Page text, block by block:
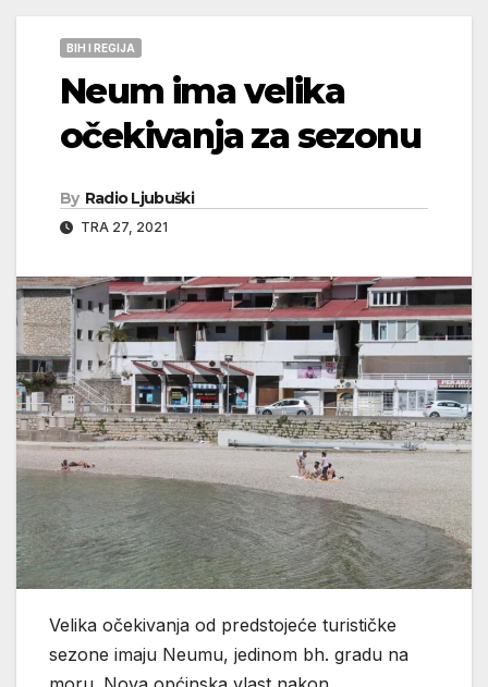
BIH I REGIJA
Neum ima velika
očekivanja za sezonu
By Radio Ljubuški
TRA 27, 2021
Velika očekivanja od predstojeće turističke
sezone imaju Neumu, jedinom bh. gradu na